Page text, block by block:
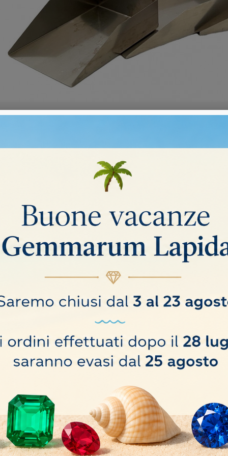
COMPRA 2,00 €